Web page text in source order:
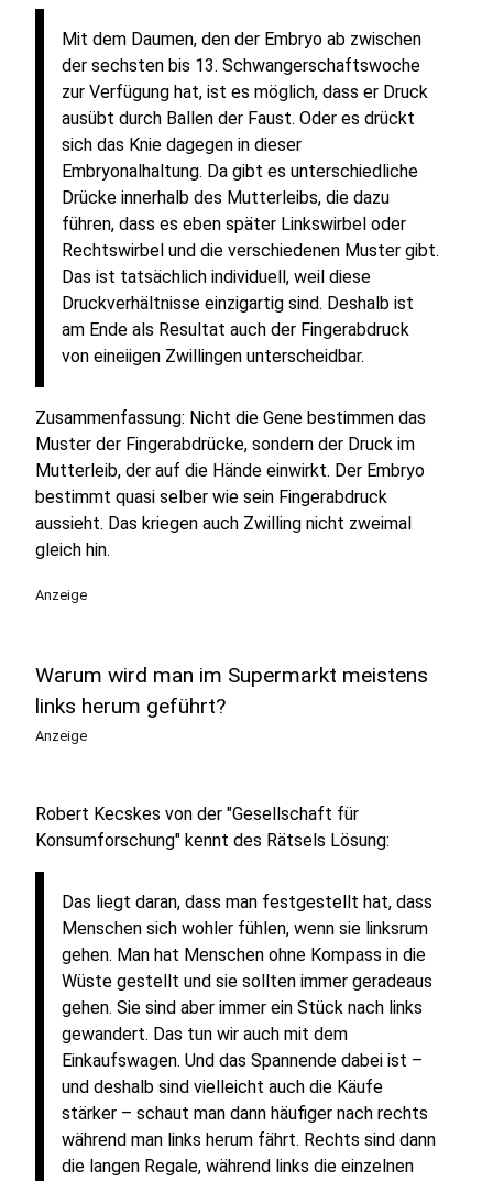
Mit dem Daumen, den der Embryo ab zwischen
der sechsten bis 13. Schwangerschaftswoche
zur Verfügung hat, ist es möglich, dass er Druck
ausübt durch Ballen der Faust. Oder es drückt
sich das Knie dagegen in dieser
Embryonalhaltung. Da gibt es unterschiedliche
Drücke innerhalb des Mutterleibs, die dazu
führen, dass es eben später Linkswirbel oder
Rechtswirbel und die verschiedenen Muster gibt.
Das ist tatsächlich individuell, weil diese
Druckverhältnisse einzigartig sind. Deshalb ist
am Ende als Resultat auch der Fingerabdruck
von eineiigen Zwillingen unterscheidbar.
Zusammenfassung: Nicht die Gene bestimmen das
Muster der Fingerabdrücke, sondern der Druck im
Mutterleib, der auf die Hände einwirkt. Der Embryo
bestimmt quasi selber wie sein Fingerabdruck
aussieht. Das kriegen auch Zwilling nicht zweimal
gleich hin.
Anzeige
Warum wird man im Supermarkt meistens
links herum geführt?
Anzeige
Robert Kecskes von der "Gesellschaft für
Konsumforschung" kennt des Rätsels Lösung:
Das liegt daran, dass man festgestellt hat, dass
Menschen sich wohler fühlen, wenn sie linksrum
gehen. Man hat Menschen ohne Kompass in die
Wüste gestellt und sie sollten immer geradeaus
gehen. Sie sind aber immer ein Stück nach links
gewandert. Das tun wir auch mit dem
Einkaufswagen. Und das Spannende dabei ist –
und deshalb sind vielleicht auch die Käufe
stärker – schaut man dann häufiger nach rechts
während man links herum fährt. Rechts sind dann
die langen Regale, während links die einzelnen